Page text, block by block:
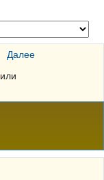
Далее
или